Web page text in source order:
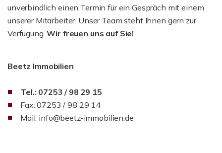
unverbindlich einen Termin für ein Gespräch mit einem
unserer Mitarbeiter. Unser Team steht Ihnen gern zur
Verfügung.Wir freuen uns auf Sie!
Beetz Immobilien
Tel.: 07253 / 98 29 15
Fax: 07253 / 98 29 14
Mail: info@beetz-immobilien.de